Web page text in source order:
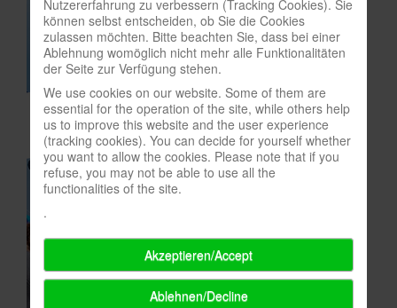
In eigener Sache-On our own behalf
Archivierte Meldungen-News archive
Nutzererfahrung zu verbessern (Tracking Cookies). Sie
können selbst entscheiden, ob Sie die Cookies
zulassen möchten. Bitte beachten Sie, dass bei einer
Ablehnung womöglich nicht mehr alle Funktionalitäten
der Seite zur Verfügung stehen.
We use cookies on our website. Some of them are
essential for the operation of the site, while others help
us to improve this website and the user experience
(tracking cookies). You can decide for yourself whether
you want to allow the cookies. Please note that if you
refuse, you may not be able to use all the
functionalities of the site.
.
Akzeptieren/Accept
Ablehnen/Decline